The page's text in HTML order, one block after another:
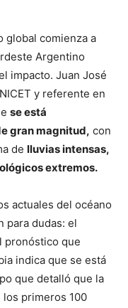
global comienza a
Argentino
impacto. Juan José
y referente en
se está
gran magnitud, con
de lluvias intensas,
extremos.
actuales del océano
para dudas: el
pronóstico que
indica que se está
que detalló que la
primeros 100